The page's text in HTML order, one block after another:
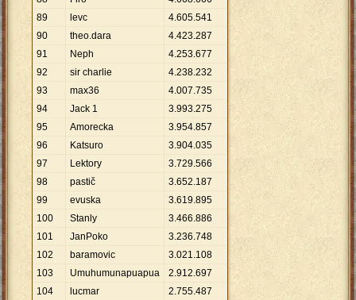
89
levc 4.605.541
90
theo.dara 4.423.287
91
Neph 4.253.677
92
sir charlie 4.238.232
93
max36 4.007.735
94
Jack 1 3.993.275
95
Amorecka 3.954.857
96
Katsuro 3.904.035
97
Lektory 3.729.566
98
pastič 3.652.187
99
evuska 3.619.895
100
Stanly 3.466.886
101
JanPoko 3.236.748
102
baramovic 3.021.108
103
Umuhumunapuapua 2.912.697
104
lucmar 2.755.487